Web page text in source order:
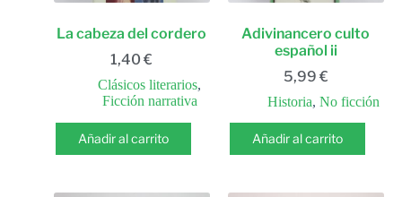
La cabeza del cordero
1,40€
Clásicos literarios,
Ficción narrativa
Añadir al carrito
Adivinancero culto
español ii
5,99 €
Historia,No ficción
Añadir al carrito